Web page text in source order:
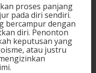
proses panjang
pada diri sendiri.
bercampur dengan
diri. Penonton
keputusan yang
atau justru